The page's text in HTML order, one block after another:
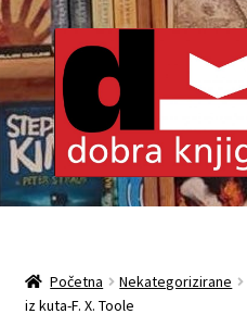
Preskoči
na
navigaciju
Skoči
do
sadržaja
Početna
Početna Nekategorizirane
iz kuta-F. X. Toole